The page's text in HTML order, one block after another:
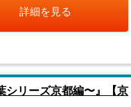
詳細を見る
シリーズ京都編〜』【京